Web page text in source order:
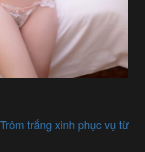
trắng xinh phục vụ từ